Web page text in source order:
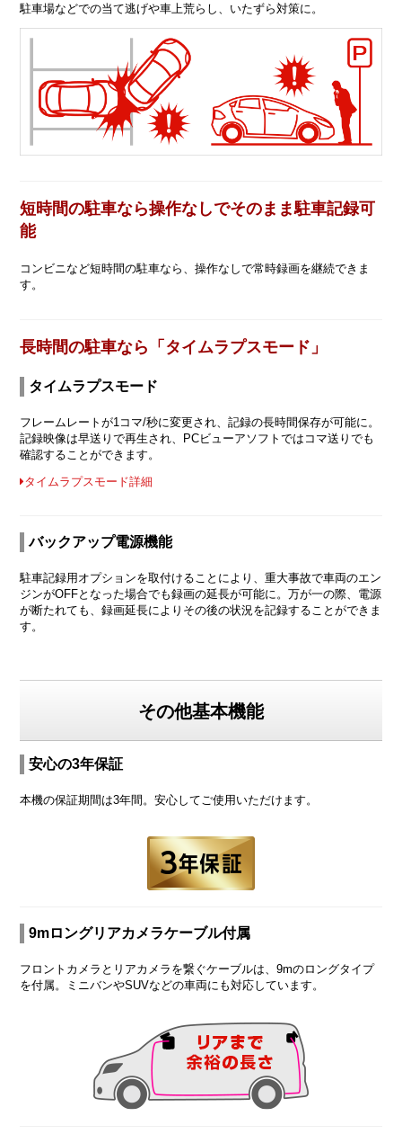
駐車場などでの当て逃げや車上荒らし、いたずら対策に。
短時間の駐車なら操作なしでそのまま駐車記録可
能
コンビニなど短時間の駐車なら、操作なしで常時録画を継続できま
す。
長時間の駐車なら「タイムラプスモード」
タイムラプスモード
フレームレートが1コマ/秒に変更され、記録の長時間保存が可能に。
記録映像は早送りで再生され、PCビューアソフトではコマ送りでも
確認することができます。
タイムラプスモード詳細
バックアップ電源機能
駐車記録用オプションを取付けることにより、重大事故で車両のエン
ジンがOFFとなった場合でも録画の延長が可能に。万が一の際、電源
が断たれても、録画延長によりその後の状況を記録することができま
す。
その他基本機能
安心の3年保証
本機の保証期間は3年間。安心してご使用いただけます。
9mロングリアカメラケーブル付属
フロントカメラとリアカメラを繋ぐケーブルは、9mのロングタイプ
を付属。ミニバンやSUVなどの車両にも対応しています。